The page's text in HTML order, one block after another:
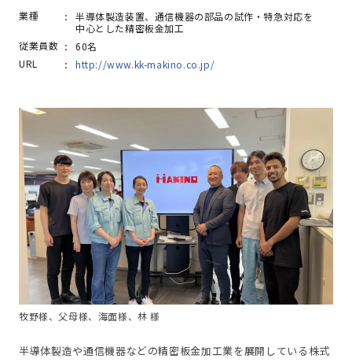
業種
半導体製造装置、通信機器の部品の試作・特急対応を
中心とした精密板金加工
従業員数
60名
URL
http://www.kk-makino.co.jp/
牧野様、父母様、海面様、林 様
半導体製造や通信機器などの精密板金加工業を展開している株式